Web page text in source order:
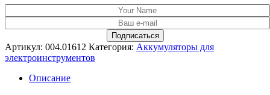
Артикул: 004.01612 Категория: Аккумуляторы для
электроинструментов
Описание